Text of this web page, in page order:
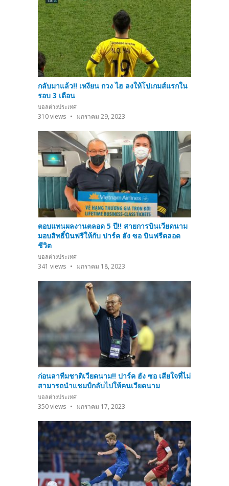
กลับมาแล้ว!! เหงียน กวง ไฮ ลงให้โปเกมส์แรกใน
รอบ 3 เดือน
บอลต่างประเทศ
310views มกราคม 29, 2023
ตอบแทนผลงานตลอด 5 ปี!! สายการบินเวียดนาม
มอบสิทธิ์บินฟรีให้กับ ปาร์ค ฮัง ซอ บินฟรีตลอด
ชีวิต
บอลต่างประเทศ
341 views มกราคม 18, 2023
ก่อนลาทีมชาติเวียดนาม!! ปาร์ค ฮัง ซอ เสียใจที่ไม่
สามารถนำแชมป์กลับไปให้คนเวียดนาม
บอลต่างประเทศ
350views มกราคม 17, 2023